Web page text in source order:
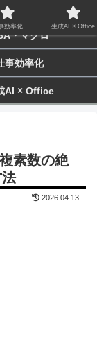
・マクロ
事効率化
AI × Office
素数の絶
2026.04.13
効率化 生成AI × Office